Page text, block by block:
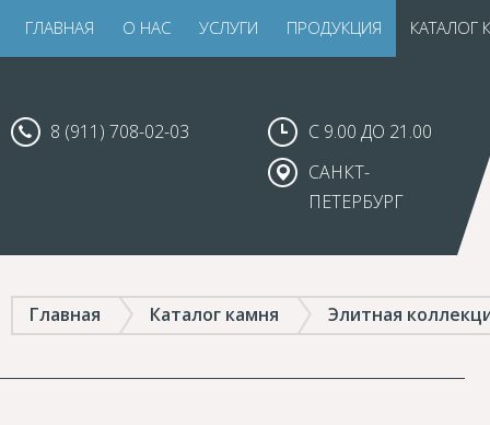
ГЛАВНАЯ О НАС УСЛУГИ ПРОДУКЦИЯ КАТАЛОГ
8 (911) 708-02-03
С 9.00 ДО 21.00
САНКТ-
ПЕТЕРБУРГ
Главная Каталог камня Элитная